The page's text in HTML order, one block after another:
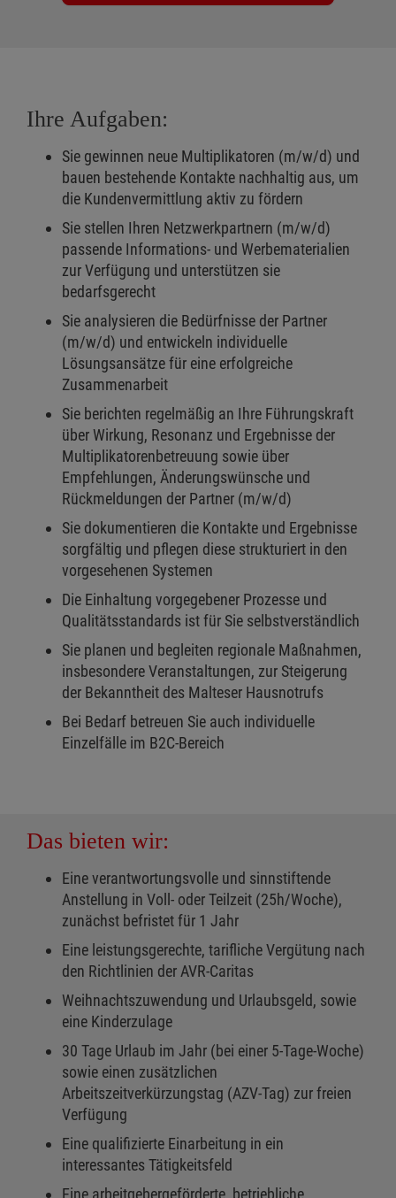
Ihre Aufgaben:
Sie gewinnen neue Multiplikatoren (m/w/d) und
bauen bestehende Kontakte nachhaltig aus, um
die Kundenvermittlung aktiv zu fördern
Sie stellen Ihren Netzwerkpartnern (m/w/d)
passende Informations- und Werbematerialien
zur Verfügung und unterstützen sie
bedarfsgerecht
Sie analysieren die Bedürfnisse der Partner
(m/w/d) und entwickeln individuelle
Lösungsansätze für eine erfolgreiche
Zusammenarbeit
Sie berichten regelmäßig an Ihre Führungskraft
über Wirkung, Resonanz und Ergebnisse der
Multiplikatorenbetreuung sowie über
Empfehlungen, Änderungswünsche und
Rückmeldungen der Partner (m/w/d)
Sie dokumentieren die Kontakte und Ergebnisse
sorgfältig und pflegen diese strukturiert in den
vorgesehenen Systemen
Die Einhaltung vorgegebener Prozesse und
Qualitätsstandards ist für Sie selbstverständlich
Sie planen und begleiten regionale Maßnahmen,
insbesondere Veranstaltungen, zur Steigerung
der Bekanntheit des Malteser Hausnotrufs
Bei Bedarf betreuen Sie auch individuelle
Einzelfälle im B2C-Bereich
Das bieten wir:
Eine verantwortungsvolle und sinnstiftende
Anstellung in Voll- oder Teilzeit (25h/Woche),
zunächst befristet für 1 Jahr
Eine leistungsgerechte, tarifliche Vergütung nach
den Richtlinien der AVR-Caritas
Weihnachtszuwendung und Urlaubsgeld, sowie
eine Kinderzulage
30 Tage Urlaub im Jahr (bei einer 5-Tage-Woche)
sowie einen zusätzlichen
Arbeitszeitverkürzungstag (AZV-Tag) zur freien
Verfügung
Eine qualifizierte Einarbeitung in ein
interessantes Tätigkeitsfeld
Eine arbeitgebergeförderte, betriebliche